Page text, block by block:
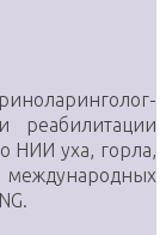
реабилитации
НИИ уха, горла,
международных